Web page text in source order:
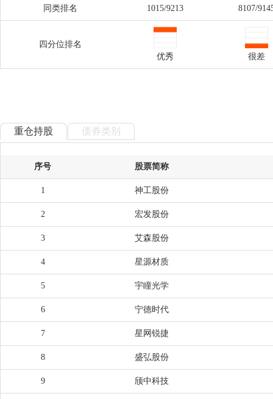
同类排名 1015/9213 8107/
四分位排名
优秀
很差
重仓持股 债券类别
序号 股票简称
1 神工股份
2 宏发股份
3 艾森股份
4 星源材质
5 宇瞳光学
6 宁德时代
7 星网锐捷
8 盛弘股份
9 颀中科技